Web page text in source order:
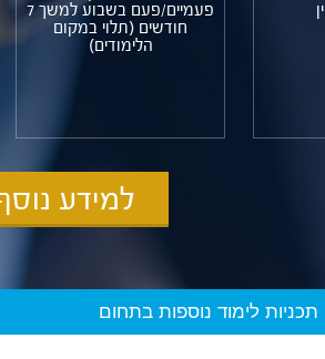
פעמיים/פעם בשבוע למשך 7
חודשים (תלוי במקום
הלימודים)
למידע
תכניות לימוד נוספות בתחום